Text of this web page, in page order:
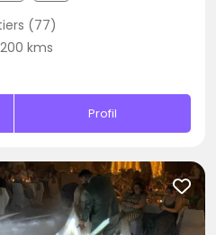
(77)
kms
Profil